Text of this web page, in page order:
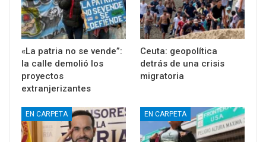
«La patria no se vende”:
la calle demolió los
proyectos
extranjerizantes
Ceuta: geopolítica
detrás de una crisis
migratoria
EN CARPETA EN CARPETA